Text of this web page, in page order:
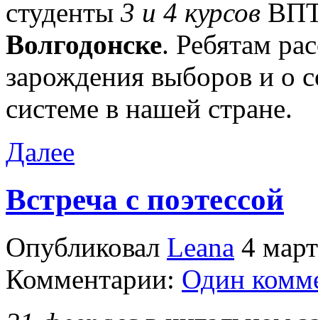
студенты 3 и 4 курсов
Волгодонске. Ребятам
зарождения выборов и о
системе в нашей стране.
Далее
Встреча с поэтессой
Опубликовал Leana 4
Комментарии: Один